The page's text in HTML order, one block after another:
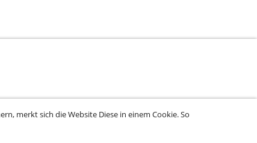
merkt sich die Website Diese in einem Cookie. So